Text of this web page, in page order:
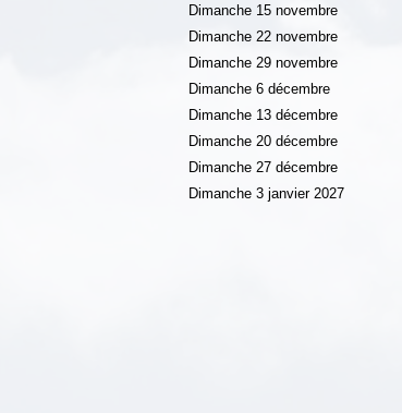
Dimanche 15 novembre
Dimanche 22 novembre
Dimanche 29 novembre
Dimanche 6 décembre
Dimanche 13 décembre
Dimanche 20 décembre
Dimanche 27 décembre
Dimanche 3 janvier 2027